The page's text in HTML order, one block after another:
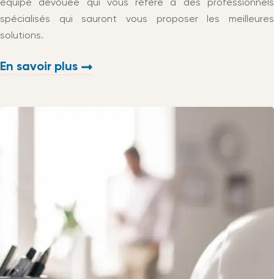
équipe dévouée qui vous réfère à des professionnels
spécialisés qui sauront vous proposer les meilleures
solutions.
En savoir plus